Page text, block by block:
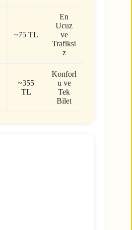
~75 TL
En
Ucuz
ve
Trafiksi
z
~355
TL
Konforl
u ve
Tek
Bilet